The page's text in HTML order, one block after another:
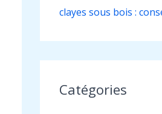
clayes sous bois :
Catégories